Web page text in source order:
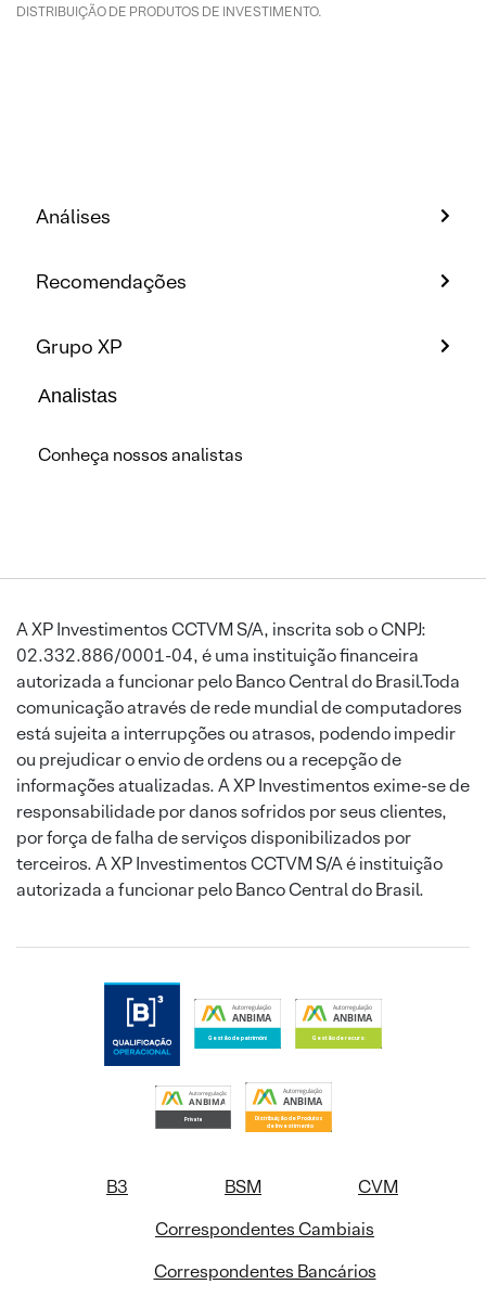
DISTRIBUIÇÃO DE PRODUTOS DE INVESTIMENTO.
Análises
Recomendações
Grupo XP
Analistas
Conheça nossos analistas
A XP Investimentos CCTVM S/A, inscrita sob o CNPJ:
02.332.886/0001-04, é uma instituição financeira
autorizada a funcionar pelo Banco Central do Brasil.Toda
comunicação através de rede mundial de computadores
está sujeita a interrupções ou atrasos, podendo impedir
ou prejudicar o envio de ordens ou a recepção de
informações atualizadas. A XP Investimentos exime-se de
responsabilidade por danos sofridos por seus clientes,
por força de falha de serviços disponibilizados por
terceiros. A XP Investimentos CCTVM S/A é instituição
autorizada a funcionar pelo Banco Central do Brasil.
B3 BSM
CVM
Correspondentes Cambiais
Correspondentes Bancários